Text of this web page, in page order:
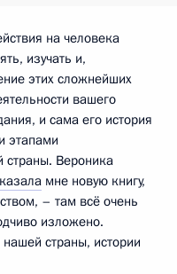
на человека
изучать и,
этих сложнейших
вашего
и сама его история
этапами
страны. Вероника
мне новую книгу,
– там всё очень
изложено.
нашей страны, истории